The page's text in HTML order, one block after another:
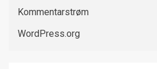
Kommentarstrøm
WordPress.org